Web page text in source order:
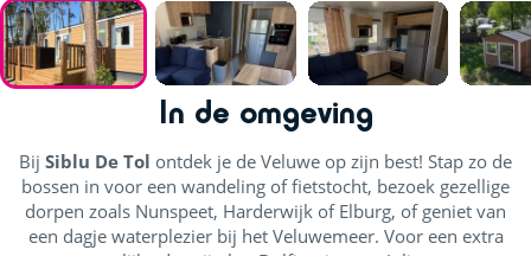
In de omgeving
Bij Siblu De Tol ontdek je de Veluwe op zijn best! Stap zo de
bossen in voor een wandeling of fietstocht, bezoek gezellige
dorpen zoals Nunspeet, Harderwijk of Elburg, of geniet van
een dagje waterplezier bij het Veluwemeer. Voor een extra